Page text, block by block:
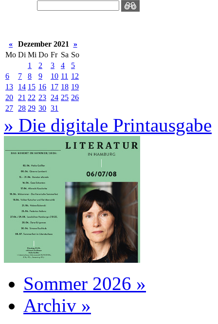
« Dezember 2021
»
Mo Di Mi Do Fr Sa So
1
2 3 4
5
6
7 8 9 10 11 12
13
14 15 16 17 18 19
20
21 22 23 24 25 26
27
28 29 30 31
» Die digitale Printausgabe
Sommer 2026 »
Archiv »